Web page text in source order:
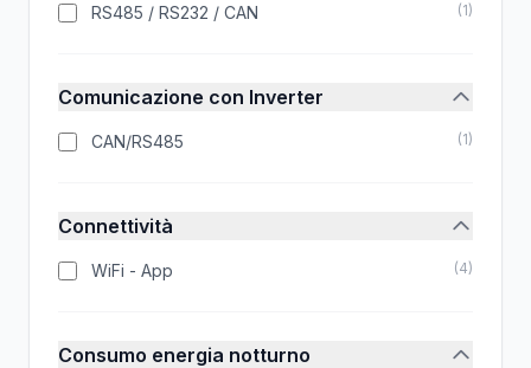
RS485 / RS232 / CAN (1)
Comunicazione con Inverter
CAN/RS485 (1)
Connettività
WiFi - App (4)
Consumo energia notturno